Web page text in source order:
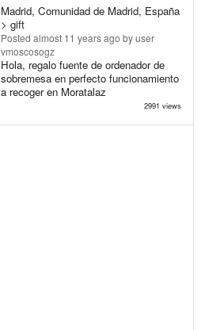
Madrid, Comunidad de Madrid, España
> gift
Posted almost 11 years ago by user
vmoscosogz
Hola, regalo fuente de ordenador de
sobremesa en perfecto funcionamiento
a recoger en Moratalaz
2991 views